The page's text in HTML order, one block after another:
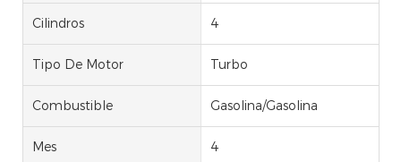
Cilindros 4
Tipo De Motor Turbo
Combustible Gasolina/Gasolina
Mes 4